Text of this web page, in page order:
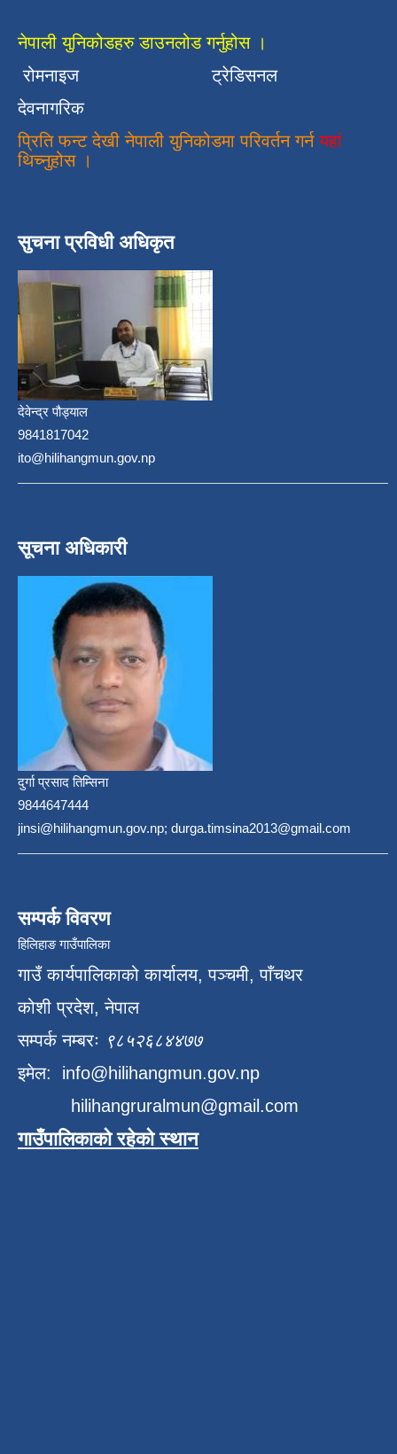
नेपाली युनिकोडहरु डाउनलोड गर्नुहोस ।
रोमनाइज
ट्रेडिसनल
देवनागरिक
प्रिति फन्ट देखी नेपाली युनिकोडमा परिवर्तन गर्न यहां
थिच्नुहोस ।
सुचना प्रविधी अधिकृत
देवेन्द्र पौड्याल
9841817042
ito@hilihangmun.gov.np
सूचना अधिकारी
दुर्गा प्रसाद तिम्सिना
9844647444
jinsi@hilihangmun.gov.np; durga.timsina2013@gmail.com
सम्पर्क विवरण
हिलिहाङ गाउँपालिका
गाउँ कार्यपालिकाको कार्यालय, पञ्चमी, पाँचथर
कोशी प्रदेश, नेपाल
सम्पर्क नम्बरः ९८५२६८४४७७
इमेल: info@hilihangmun.gov.np
hilihangruralmun@gmail.com
गाउँपालिकाको रहेको स्थान